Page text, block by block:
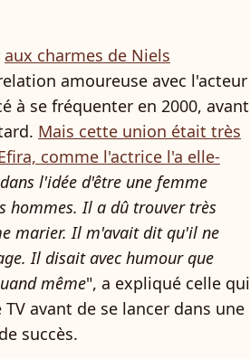
aux charmes de Niels
amoureuse avec l'acteur
à se fréquenter en 2000, avant
Mais cette union était très
comme l'actrice l'a elle-
l'idée d'être une femme
hommes. Il a dû trouver très
marier. Il m'avait dit qu'il ne
Il disait avec humour que
même", a expliqué celle qui
avant de se lancer dans une
succès.